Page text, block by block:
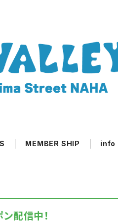
MEMBER SHIP info
配信中！